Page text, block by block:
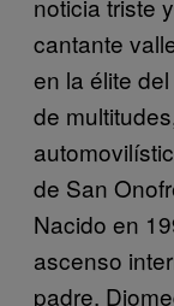
cantante
en la élite
de
de San
Nacido en
ascenso
padre,